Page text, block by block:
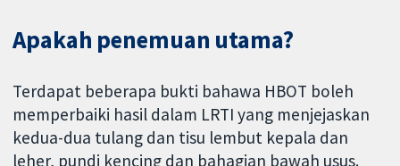
Apakah penemuan utama?
Terdapat beberapa bukti bahawa HBOT boleh
memperbaiki hasil dalam LRTI yang menjejaskan
kedua-dua tulang dan tisu lembut kepala dan
leher, pundi kencing dan bahagian bawah usus.